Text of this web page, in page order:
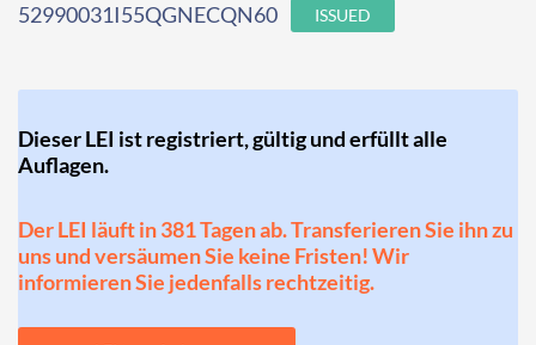
52990031I55QGNECQN60 ISSUED
Dieser LEI ist registriert, gültig und erfüllt alle
Auflagen.
Der LEI läuft in 381 Tagen ab. Transferieren Sie ihn zu
uns und versäumen Sie keine Fristen! Wir
informieren Sie jedenfalls rechtzeitig.